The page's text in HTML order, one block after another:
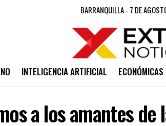
BARRANQUILLA - 7 DE
INTELIGENCIA ARTIFICIAL ECONÓMICAS
a los amantes